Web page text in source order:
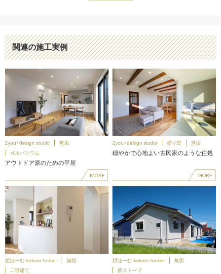
関連の施工実例
2you+design studio
無垢
ガルバリウム
アウトドア派のための平屋
MORE
2you+design studio 塗り壁 無垢
穏やかで心地よい古民家のような住処
MORE
想ほーむ-kokoro home-
無垢
二階建て
想ほーむ-kokoro home-
無垢
薪ストーブ